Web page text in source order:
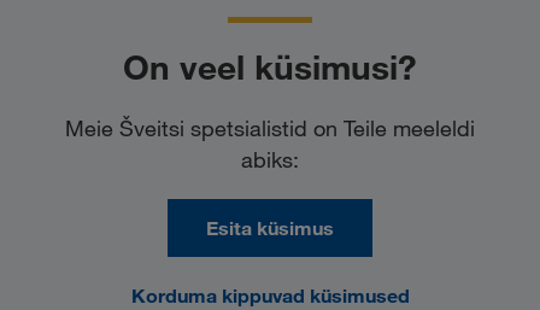
On veel küsimusi?
Meie Šveitsi spetsialistid on Teile meeleldi
abiks:
Esita küsimus
Korduma kippuvad küsimused